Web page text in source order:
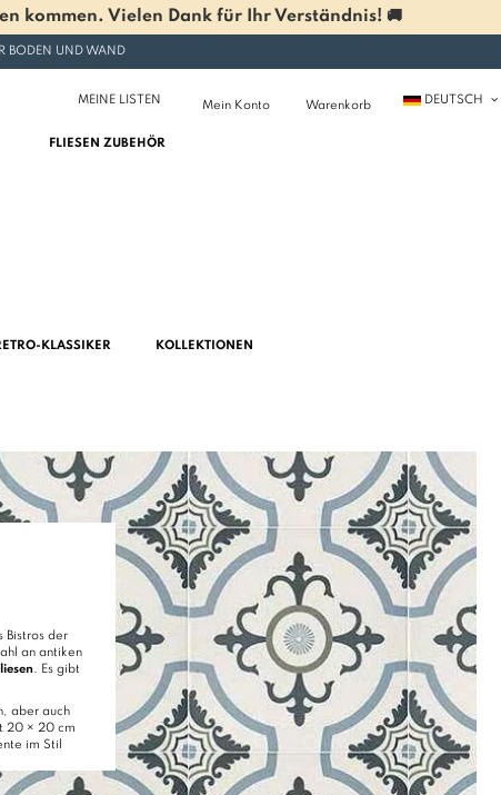
kommen. Vielen Dank für Ihr Verständnis! 🚚
BODEN UND WAND
MEINE LISTEN Mein Konto Warenkorb DEUTSCH
FLIESEN ZUBEHÖR
KLASSIKER KOLLEKTIONEN
Bistros der
an antiken
. Es gibt
aber auch
20 × 20 cm
im Stil